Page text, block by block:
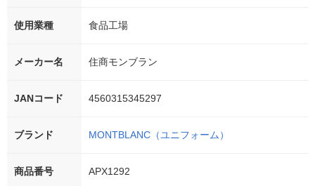
使用業種 食品工場
メーカー名 住商モンブラン
JANコード 4560315345297
ブランド MONTBLANC（ユニフォーム）
商品番号 APX1292